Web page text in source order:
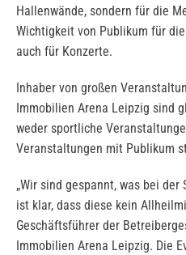
Hallenwände, sondern für die
Wichtigkeit von Publikum für
auch für Konzerte.
Inhaber von großen
Immobilien Arena Leipzig sind
weder sportliche
Veranstaltungen mit Publikum
„Wir sind gespannt, was bei
ist klar, dass diese kein
Geschäftsführer der
Immobilien Arena Leipzig. Die